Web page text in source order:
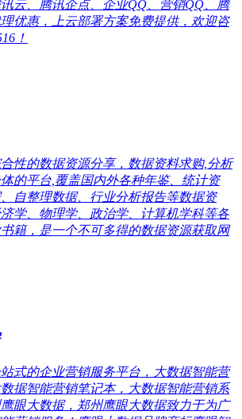
云、腾讯企点、企业QQ、营销QQ、腾
优惠，上云部署方案免费提供，欢迎咨
！
性的数据资源分享，数据资料求购,分析
的平台,覆盖国内外各种年鉴、统计资
自整理数据、行业分析报告等数据资
学、物理学、政治学、计算机学科等各
籍，是一个不可多得的数据资源获取网
式的企业营销服务平台，大数据智能营
据智能营销笔记本，大数据智能营销系
眼大数据，郑州鹰眼大数据致力于为广